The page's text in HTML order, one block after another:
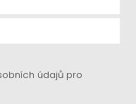
údajů pro